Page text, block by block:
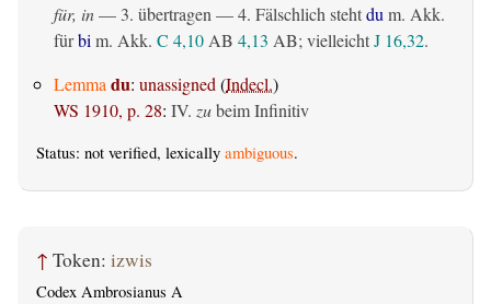
für, in— 3. übertragen — 4. Fälschlich stehtdu m. Akk.
fürbi m. Akk. C 4,10 AB 4,13 AB; vielleichtJ 16,32.
Lemma du: unassigned (Indecl.)
WS 1910, p. 28: IV. zubeim Infinitiv
Status: not verified, lexically ambiguous.
↑ Token: izwis
Codex Ambrosianus A